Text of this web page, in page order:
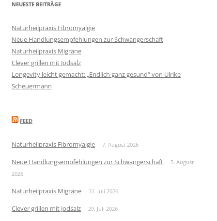
NEUESTE BEITRÄGE
Naturheilpraxis Fibromyalgie
Neue Handlungsempfehlungen zur Schwangerschaft
Naturheilpraxis Migräne
Clever grillen mit Jodsalz
Longevity leicht gemacht: „Endlich ganz gesund“ von Ulrike
Scheuermann
FEED
Naturheilpraxis Fibromyalgie 7. August 2026
Neue Handlungsempfehlungen zur Schwangerschaft
5. August
2026
Naturheilpraxis Migräne 31. Juli 2026
Clever grillen mit Jodsalz 29. Juli 2026